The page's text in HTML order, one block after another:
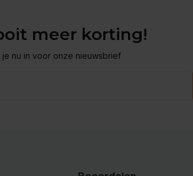
meer korting!
je nu in voor onze nieuwsbrief